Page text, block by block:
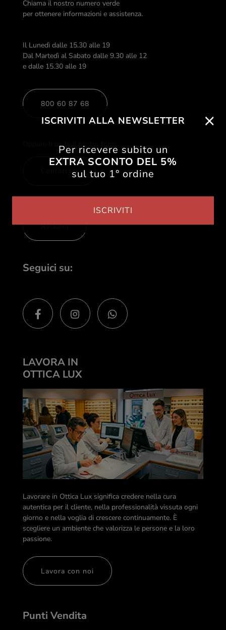
Chiama il nostro numero verde
per ottenere informazioni e assistenza.
Il Lunedì dalle 15.30 alle 19
Dal Martedì al Sabato dalle 9.30 alle 12
e dalle 15.30 alle 19
800 60 87 68
Oppure tramite il nostro form
Contattaci
Se vuoi inviare un reclamo
Reclami
Seguici su:
Punti Vendita
LAVORA IN
OTTICA LUX
Lavorare in Ottica Lux significa credere nella cura
autentica per il cliente, nella professionalità vissuta ogni
giorno e nella voglia di crescere continuamente. È
scegliere un ambiente che valorizza le persone e la loro
passione.
Lavora con noi
ISCRIVITI ALLA NEWSLETTER
Per ricevere subito un
EXTRA SCONTO DEL 5%
sul tuo 1° ordine
ISCRIVITI